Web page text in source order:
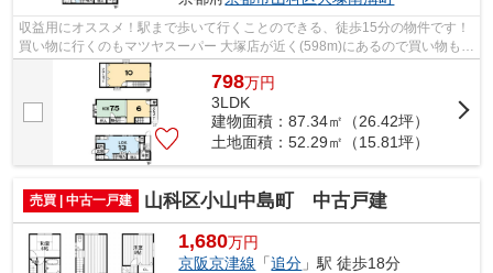
収益用にオススメ！駅まで歩いて行くことのできる、徒歩15分の物件です！
買い物に行くのもマツヤスーパー 大塚店が近く(598m)にあるので買い物もス
ムーズです！コンビニ「ファミリーマ...
798万円
3LDK
建物面積：87.34㎡（26.42坪）
土地面積：52.29㎡（15.81坪）
売買 | 中古一戸建 山科区小山中島町 中古戸建
1,680万円
京阪京津線 「追分 」駅 徒歩18分